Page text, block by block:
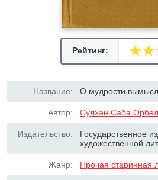
Рейтинг:
Название: О мудрости
Автор: Сулхан Саба
Издательство:
Государственное
художественной
Жанр: Прочая старинная